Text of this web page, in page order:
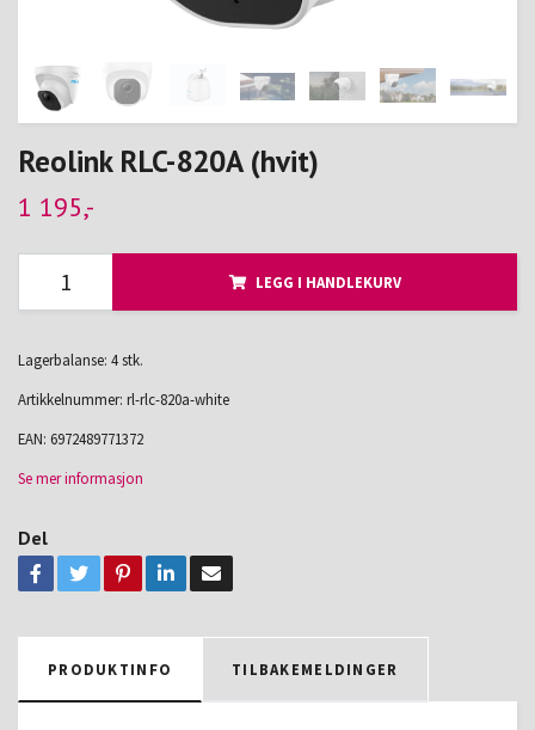
Reolink RLC-820A (hvit)
1 195,-
LEGG I HANDLEKURV
Lagerbalanse: 4 stk.
Artikkelnummer: rl-rlc-820a-white
EAN: 6972489771372
Se mer informasjon
Del
PRODUKTINFO TILBAKEMELDINGER